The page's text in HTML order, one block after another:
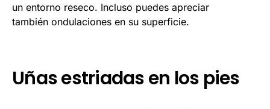
un entorno reseco. Incluso puedes apreciar
también ondulaciones en su superficie.
Uñas estriadas en los pies